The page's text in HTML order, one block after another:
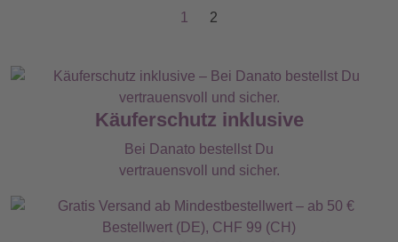
1 2
Käuferschutz inklusive
Bei Danato bestellst Du
vertrauensvoll und sicher.